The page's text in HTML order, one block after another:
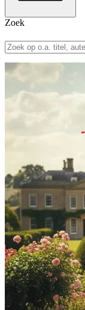
Zoek